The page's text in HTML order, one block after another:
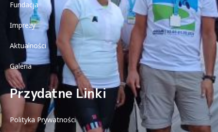
Fundacja
Imprezy
Aktualności
Galeria
Przydatne Linki
Polityka Prywatności